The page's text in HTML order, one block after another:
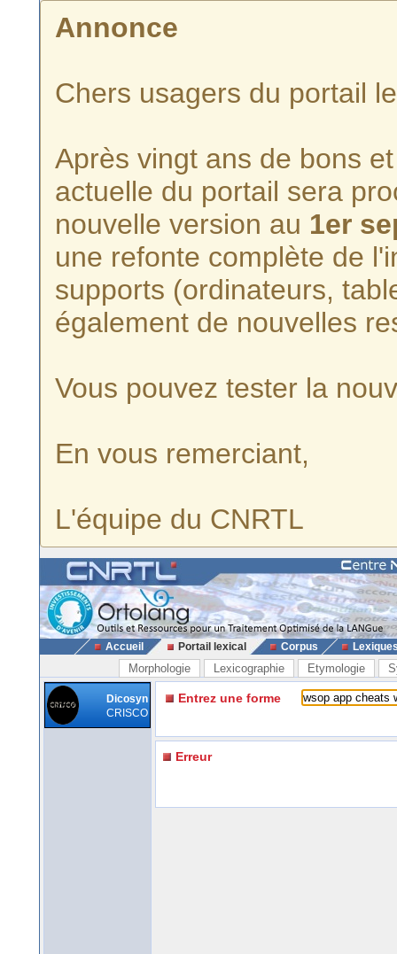
Annonce
Chers usagers du portail
Après vingt ans de bons
actuelle du portail sera
nouvelle version au 1er
une refonte complète de
supports (ordinateurs,
également de nouvelles
Vous pouvez tester la
En vous remerciant,
L'équipe du CNRTL
Accueil Portail lexical Corpus
Morphologie Lexicographie Etymologie
Dicosyn
CRISCO
Entrez une forme
Erreur